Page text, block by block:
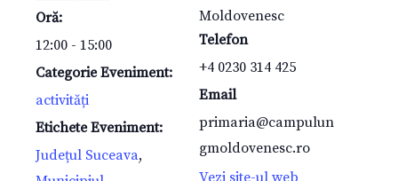
Oră:
12:00 - 15:00
Categorie Eveniment:
activități
Etichete Eveniment:
Județul Suceava,
Moldovenesc
Telefon
+4 0230 314 425
Email
primaria@campulun
gmoldovenesc.ro
Vezi site-ul web